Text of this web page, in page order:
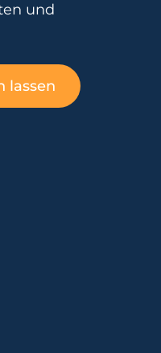
und
lassen